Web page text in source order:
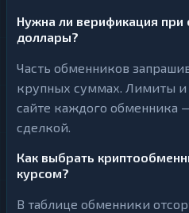
Нужна ли верификация
доллары?
Часть обменников
крупных суммах. Лимиты и
сайте каждого обменника
сделкой.
Как выбрать
курсом?
В таблице обменники